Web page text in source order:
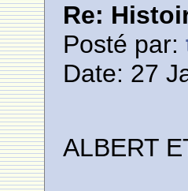
Re:
Posté par:
Date: 27
ALBERT